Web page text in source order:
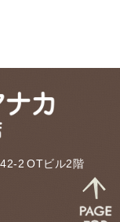
2 OTビル2階